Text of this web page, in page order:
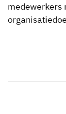
medewerkers